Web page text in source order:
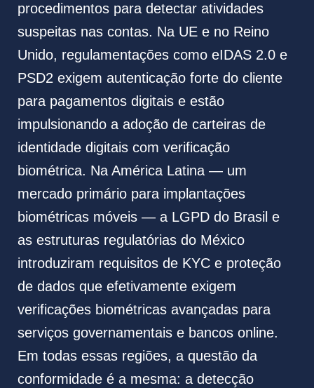
procedimentos para detectar atividades
suspeitas nas contas. Na UE e no Reino
Unido, regulamentações como eIDAS 2.0 e
PSD2 exigem autenticação forte do cliente
para pagamentos digitais e estão
impulsionando a adoção de carteiras de
identidade digitais com verificação
biométrica. Na América Latina — um
mercado primário para implantações
biométricas móveis — a LGPD do Brasil e
as estruturas regulatórias do México
introduziram requisitos de KYC e proteção
de dados que efetivamente exigem
verificações biométricas avançadas para
serviços governamentais e bancos online.
Em todas essas regiões, a questão da
conformidade é a mesma: a detecção